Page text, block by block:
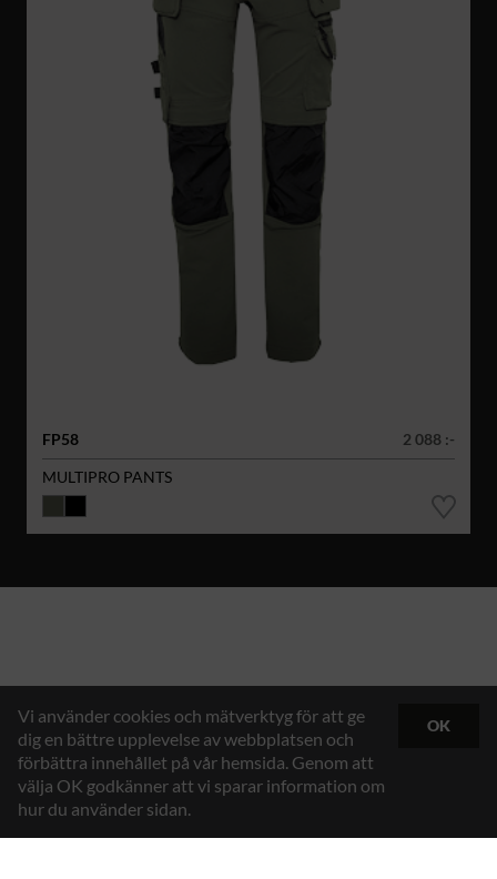
FP58
2 088 :-
MULTIPRO PANTS
Vi använder cookies och mätverktyg för att ge
dig en bättre upplevelse av webbplatsen och
förbättra innehållet på vår hemsida. Genom att
välja OK godkänner att vi sparar information om
hur du använder sidan.
OK